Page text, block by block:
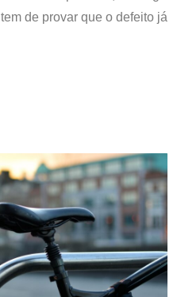
de provar que o defeito já